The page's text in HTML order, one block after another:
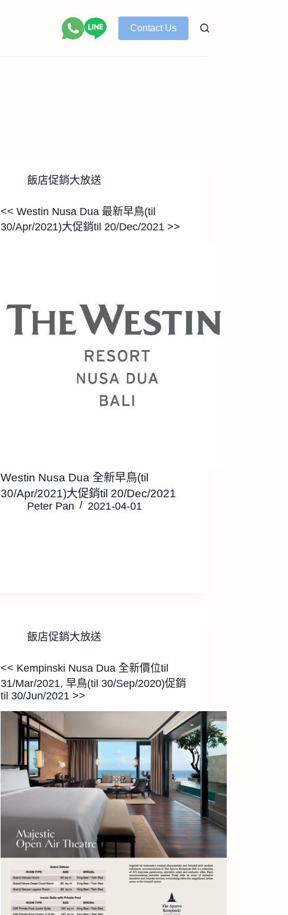
Contact Us
飯店促銷大放送
<< Westin Nusa Dua 最新早鳥(til
30/Apr/2021)大促銷til 20/Dec/2021 >>
Westin Nusa Dua 全新早鳥(til
30/Apr/2021)大促銷til 20/Dec/2021
Peter Pan 2021-04-01
飯店促銷大放送
<< Kempinski Nusa Dua 全新價位til
31/Mar/2021, 早鳥(til 30/Sep/2020)促銷
til 30/Jun/2021 >>